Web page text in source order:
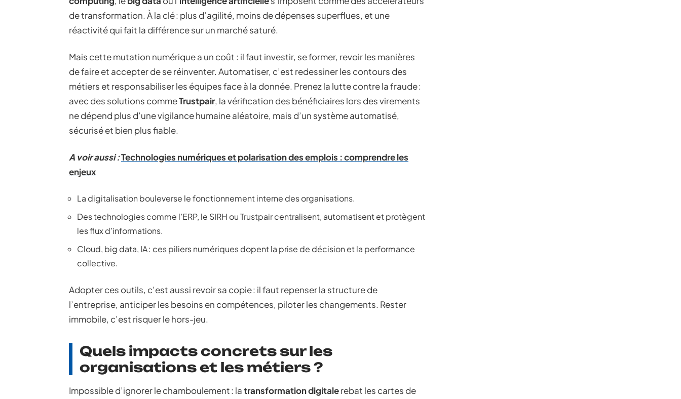
de transformation. À la clé : plus d’agilité, moins de dépenses superflues, et une
réactivité qui fait la différence sur un marché saturé.
Mais cette mutation numérique a un coût : il faut investir, se former, revoir les manières
de faire et accepter de se réinventer. Automatiser, c’est redessiner les contours des
métiers et responsabiliser les équipes face à la donnée. Prenez la lutte contre la fraude :
avec des solutions commeTrustpair, la vérification des bénéficiaires lors des virements
ne dépend plus d’une vigilance humaine aléatoire, mais d’un système automatisé,
sécurisé et bien plus fiable.
A voir aussi :Technologies numériques et polarisation des emplois : comprendre les
enjeux
La digitalisation bouleverse le fonctionnement interne des organisations.
Des technologies comme l’ERP, le SIRH ou Trustpair centralisent, automatisent et protègent
les flux d’informations.
Cloud, big data, IA : ces piliers numériques dopent la prise de décision et la performance
collective.
Adopter ces outils, c’est aussi revoir sa copie : il faut repenser la structure de
l’entreprise, anticiper les besoins en compétences, piloter les changements. Rester
immobile, c’est risquer le hors-jeu.
Quels impacts concrets sur les
organisations et les métiers ?
Impossible d’ignorer le chamboulement : latransformation digitalerebat les cartes de